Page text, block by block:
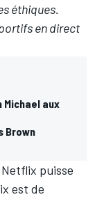
éthiques.
en direct
Michael aux
Brown
puisse
est de